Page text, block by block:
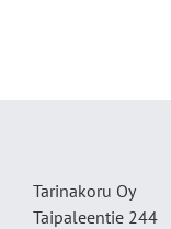
Tarinakoru Oy
Taipaleentie 244